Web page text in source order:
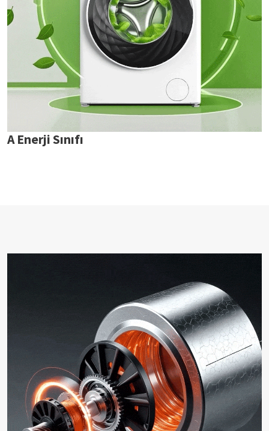
A Enerji Sınıfı